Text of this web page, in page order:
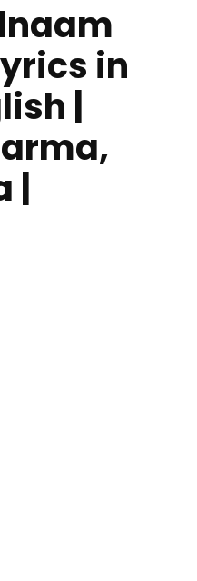
in
|
|